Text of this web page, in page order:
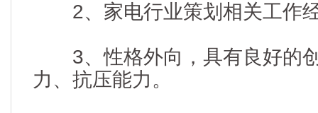
2、家电行业策划相关工作
3、性格外向，具有良好的
力、抗压能力。